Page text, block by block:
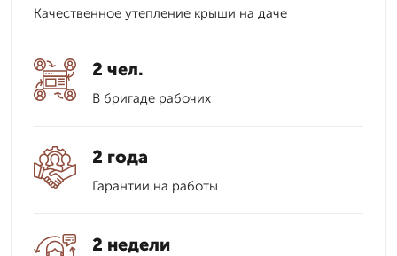
Качественное утепление крыши на даче
2 чел.
В бригаде рабочих
2 года
Гарантии на работы
2 недели